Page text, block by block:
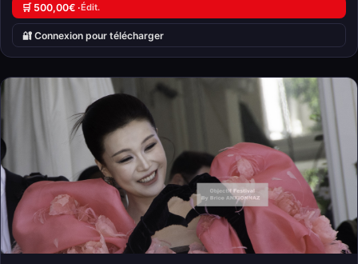
🛒 500,00€ ·Édit.
🔐 Connexion pour télécharger